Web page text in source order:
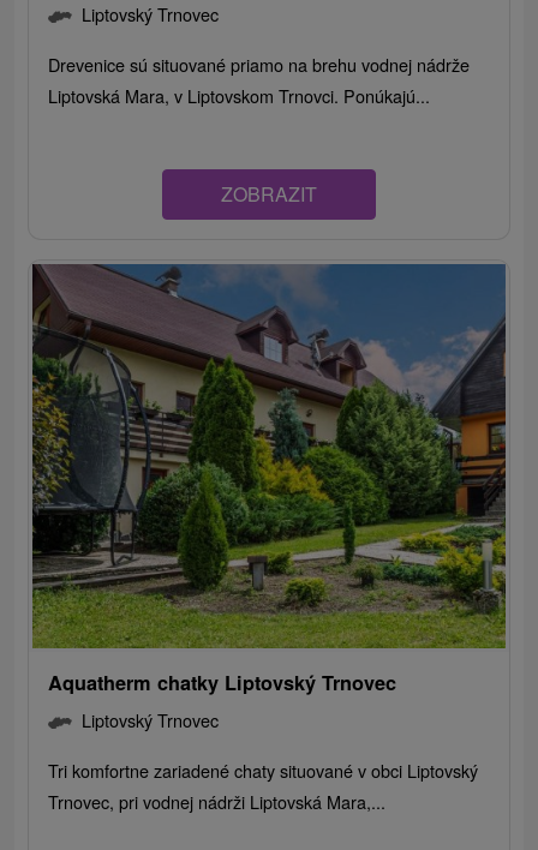
Liptovský Trnovec
Drevenice sú situované priamo na brehu vodnej nádrže
Liptovská Mara, v Liptovskom Trnovci. Ponúkajú...
ZOBRAZIT
Aquatherm chatky Liptovský Trnovec
Liptovský Trnovec
Tri komfortne zariadené chaty situované v obci Liptovský
Trnovec, pri vodnej nádrži Liptovská Mara,...